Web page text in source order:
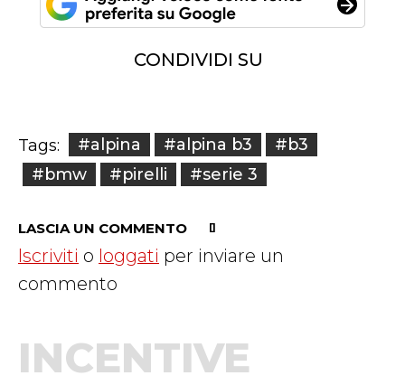
CONDIVIDI SU
Tags: #alpina #alpina b3
#b3
#bmw
#pirelli #serie 3
LASCIA UN COMMENTO
Iscriviti o loggati per inviare un
commento
INCENTIVE